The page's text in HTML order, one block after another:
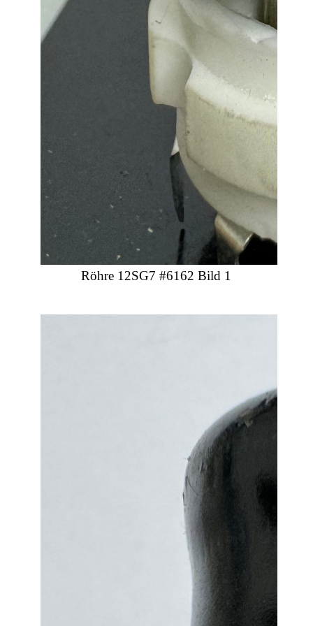
Röhre 12SG7 #6162 Bild 1